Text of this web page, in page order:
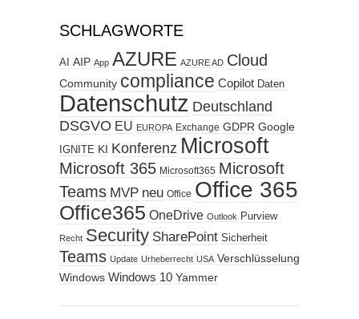
SCHLAGWORTE
AI AIP App AZURE AZURE AD Cloud
Community compliance Copilot Daten
Datenschutz Deutschland
DSGVO EU EUROPA Exchange GDPR Google
IGNITE KI Konferenz Microsoft
Microsoft 365 Microsoft365 Microsoft
Teams MVP neu Office Office 365
Office365 OneDrive Outlook Purview
Recht Security SharePoint Sicherheit
Teams Update Urheberrecht USA Verschlüsselung
Windows Windows 10 Yammer